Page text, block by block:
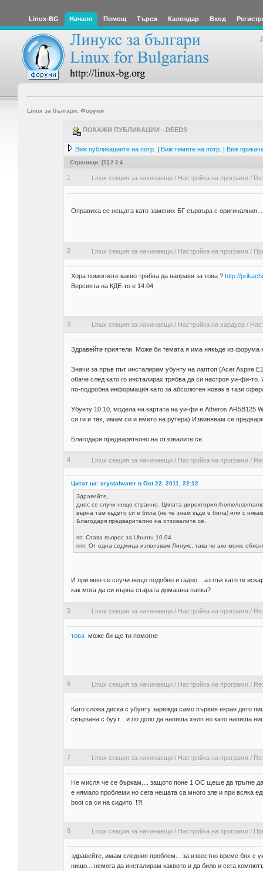
Linux-BG Начало Помощ Търси Календар Вход
Linux за българи: Форуми
ПОКАЖИ ПУБЛИКАЦИИ - DEEDS
Виж публикациите на потр. | Виж темите на потр. | Виж
Страници: [1] 2 3 4
1 Linux секция за начинаещи/ Настройка на програми/
Оправиха се нещата като замених БГ сървъра с
2 Linux секция за начинаещи/ Настройка на програми/
Хора помогнете какво трябва да направя за това ? http://
Версията на КДЕ-то е 14.04
3 Linux секция за начинаещи/ Настройка на хардуер/
Здравейте приятели. Може би темата я има някъде из форума
Значи за пръв път инсталирам убунту на лаптоп (Acer Aspire
обаче след като го инсталирах трябва да си настроя уи-фи-
по-подробна информация като за абсолютен новак в тази
Убунту 10.10, модела на картата на уи-фи е Atheros АR5B125
си ги и тях, имам си и името на рутера) Извинявам се
Благодаря предварително на отзовалите се.
4 Linux секция за начинаещи/ Настройка на програми/
Цитат на: crystalwater в Oct 22, 2011, 22:12
Здравейте,
днес се случи нещо странно. Цялата директория /home/
върна там където си е била (не че знам къде е била) или с
Благодаря предварително на отзовалите се.
пп: Става въпрос за Ubuntu 10.04
ппп: От една седмица използвам Линукс, така че ако може
И при мен се случи нещо подобно и гадно... аз пък като ги
как мога да си върна старата домашна папка?
5 Linux секция за начинаещи/ Настройка на програми/
товаможе би ще ти помогне
6 Linux секция за начинаещи/ Настройка на програми/
Като сложа диска с убунту зарежда само първия екран дето
свързана с буут... и по доло да напиша хелп но като напиша
7 Linux секция за начинаещи/ Настройка на програми/
Не мисля че се бъркам.... защото поне 1 ОС щеше да тръгне
е нямало проблеми но сега нещата са много зле и при всяка
boot са си на сидито. !?!
8 Linux секция за начинаещи/ Настройка на програми/
здравейте, имам следния проблем... за известно време бях с
нищо....немога да инсталирам каквото и да било и сега